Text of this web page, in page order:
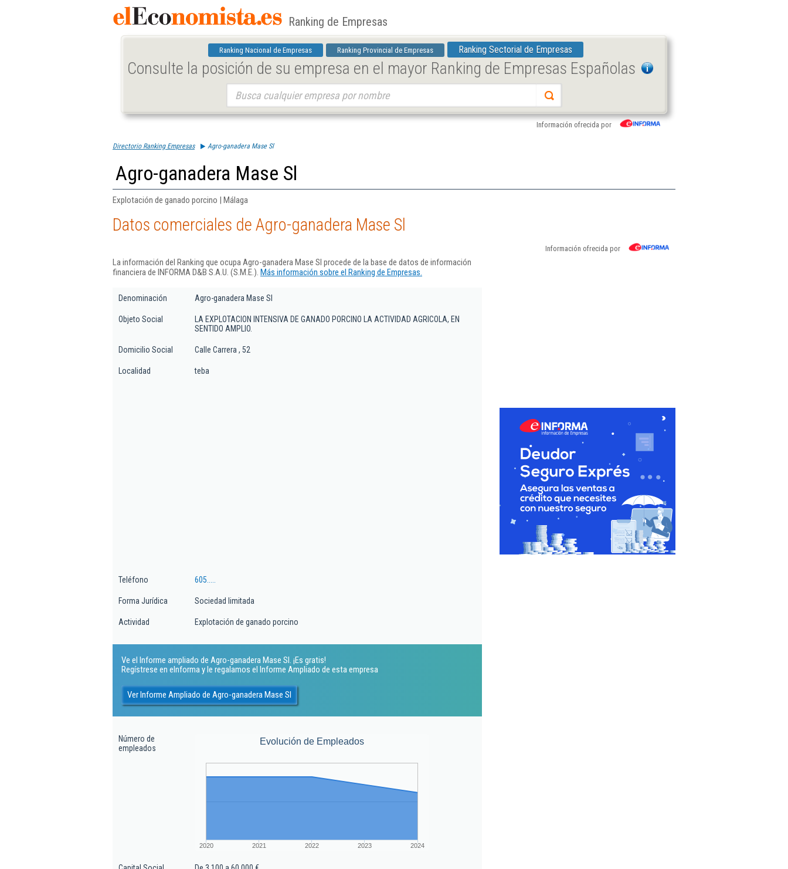
Ranking de Empresas
Ranking Nacional de Empresas Ranking Provincial de Empresas Ranking Sectorial de Empresas
Consulte la posición de su empresa en el mayor Ranking de Empresas Españolas
Información ofrecida por
Directorio Ranking Empresas Agro-ganadera Mase Sl
Agro-ganadera Mase Sl
Explotación de ganado porcino | Málaga
Datos comerciales de Agro-ganadera Mase Sl
Información ofrecida por
La información del Ranking que ocupa Agro-ganadera Mase Sl procede de la base de datos de información
financiera de INFORMA D&B S.A.U. (S.M.E.). Más información sobre el Ranking de Empresas.
Denominación Agro-ganadera Mase Sl
Objeto Social
LA EXPLOTACION INTENSIVA DE GANADO PORCINO LA ACTIVIDAD AGRICOLA, EN
SENTIDO AMPLIO.
Domicilio Social Calle Carrera , 52
Localidad teba
Teléfono 605.....
Forma Jurídica Sociedad limitada
Actividad Explotación de ganado porcino
Ve el Informe ampliado de Agro-ganadera Mase Sl. ¡Es gratis!
Regístrese en eInforma y le regalamos el Informe Ampliado de esta empresa
Ver Informe Ampliado de Agro-ganadera Mase Sl
Número de
empleados
Evolución de Empleados
2020 2021 2022 2023 2024